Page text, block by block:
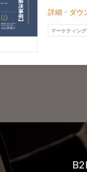
詳細・ダウンロ
マーケティング全般